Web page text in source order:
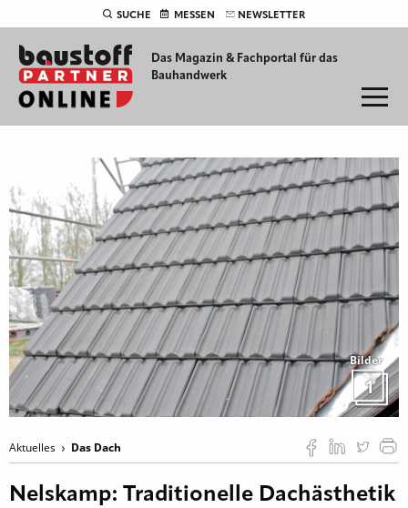
SUCHE MESSEN NEWSLETTER
Das Magazin & Fachportal für das
Bauhandwerk
Bilder
1
Aktuelles Das Dach
Nelskamp: Traditionelle Dachästhetik